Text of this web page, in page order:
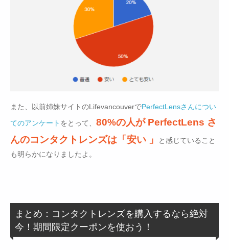
また、以前姉妹サイトのLifevancouverでPerfectLensさんについ
てのアンケート をとって、 80%の人が PerfectLens さ
んのコンタクトレンズは「安い 」
と感じていること
も明らかになりましたよ。
まとめ：コンタクトレンズを購入するなら絶対
今！期間限定クーポンを使おう！